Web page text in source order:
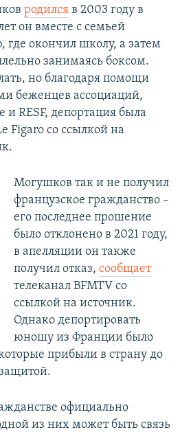
родился в 2003 году в
он вместе с семьей
где окончил школу, а затем
занимаясь боксом.
но благодаря помощи
беженцев ассоциаций,
RESF, депортация была
Figaro со ссылкой на
Могушков так и не получил
французское гражданство –
его последнее прошение
было отклонено в 2021 году,
в апелляции он также
получил отказ, сообщает
телеканал BFMTV со
ссылкой на источник.
Однако депортировать
юношу из Франции было
прибыли в страну до
защитой.
официально
из них может быть связь